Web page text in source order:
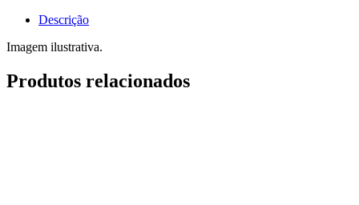
Descrição
Imagem ilustrativa.
Produtos relacionados